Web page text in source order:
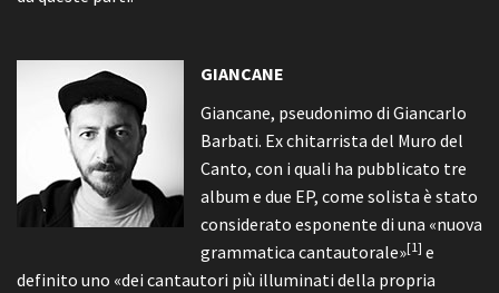
GIANCANE
Giancane, pseudonimo di Giancarlo
Barbati. Ex chitarrista del Muro del
Canto, con i quali ha pubblicato tre
album e due EP, come solista è stato
considerato esponente di una «nuova
grammatica cantautorale»[1] e
definito uno «dei cantautori più illuminati della propria